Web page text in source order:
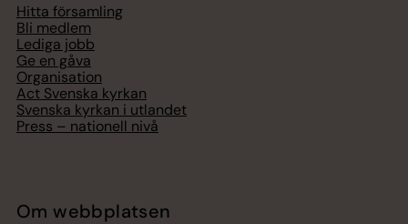
Hitta församling
Bli medlem
Lediga jobb
Ge en gåva
Organisation
Act Svenska kyrkan
Svenska kyrkan i utlandet
Press – nationell nivå
Om webbplatsen